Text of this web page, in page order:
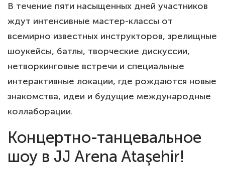
В течение пяти насыщенных дней участников
ждут интенсивные мастер-классы от
всемирно известных инструкторов, зрелищные
шоукейсы, батлы, творческие дискуссии,
нетворкинговые встречи и специальные
интерактивные локации, где рождаются новые
знакомства, идеи и будущие международные
коллаборации.
Концертно-танцевальное
шоу в JJ Arena Ataşehir!